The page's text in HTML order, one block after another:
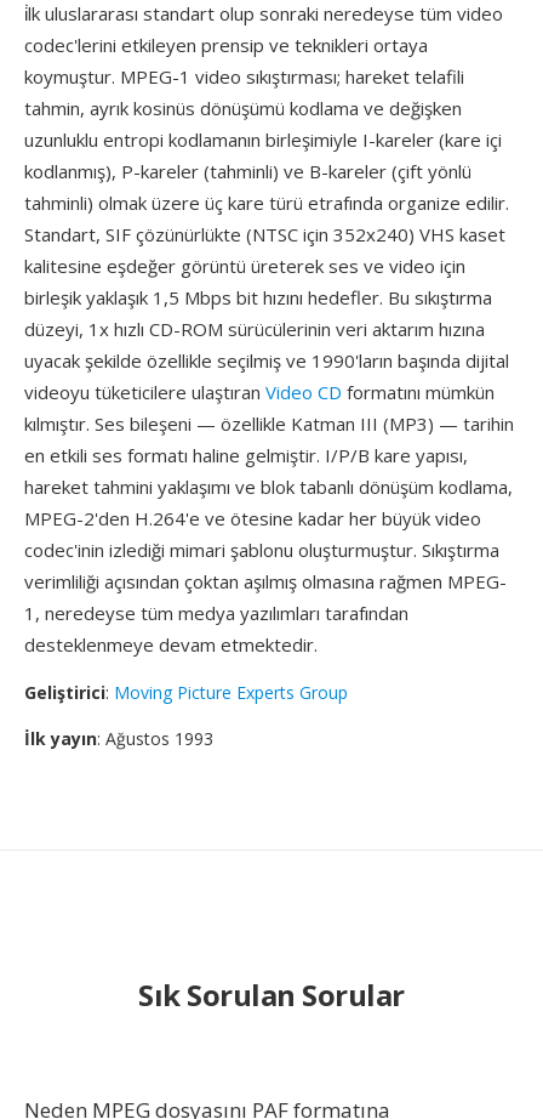
i̇lk uluslararası standart olup sonraki neredeyse tüm video
codec'lerini etkileyen prensip ve teknikleri ortaya
koymuştur. MPEG-1 video sıkıştırması; hareket telafili
tahmin, ayrık kosinüs dönüşümü kodlama ve değişken
uzunluklu entropi kodlamanın birleşimiyle I-kareler (kare içi
kodlanmış), P-kareler (tahminli) ve B-kareler (çift yönlü
tahminli) olmak üzere üç kare türü etrafında organize edilir.
Standart, SIF çözünürlükte (NTSC için 352x240) VHS kaset
kalitesine eşdeğer görüntü üreterek ses ve video için
birleşik yaklaşık 1,5 Mbps bit hızını hedefler. Bu sıkıştırma
düzeyi, 1x hızlı CD-ROM sürücülerinin veri aktarım hızına
uyacak şekilde özellikle seçilmiş ve 1990'ların başında dijital
videoyu tüketicilere ulaştıran Video CD formatını mümkün
kılmıştır. Ses bileşeni — özellikle Katman III (MP3) — tarihin
en etkili ses formatı haline gelmiştir. I/P/B kare yapısı,
hareket tahmini yaklaşımı ve blok tabanlı dönüşüm kodlama,
MPEG-2'den H.264'e ve ötesine kadar her büyük video
codec'inin izlediği mimari şablonu oluşturmuştur. Sıkıştırma
verimliliği açısından çoktan aşılmış olmasına rağmen MPEG-
1, neredeyse tüm medya yazılımları tarafından
desteklenmeye devam etmektedir.
Geliştirici: Moving Picture Experts Group
İlk yayın: Ağustos 1993
Sık Sorulan Sorular
Neden MPEG dosyasını PAF formatına